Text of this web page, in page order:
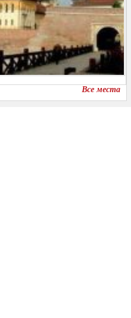
Все места